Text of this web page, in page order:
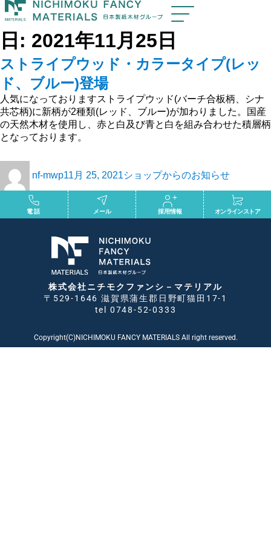
日: 2021年11月25日
ストライプウッド・カラータイプ(レッ
ド、ブルー)登場
人気になっておりますストライプウッド(バーチ合板柄、シナ
共芯柄)に新柄が2種類(レッド、ブルー)が加わりました。国産
の天然木材を使用し、赤と白及び青と白を組み合わせた積層柄
となっております。
nf-mwp11月 25, 2021ショップからのお知らせ
電話 メール 採用情報 オンラインストア
株式会社ニチモクファンシ－マテリアル
〒529-1646 滋賀県蒲生郡日野町猫田17-1
tel 0748-52-0333
Copyright(C)NICHIMOKU FANCY MATERIALS All right reserved.